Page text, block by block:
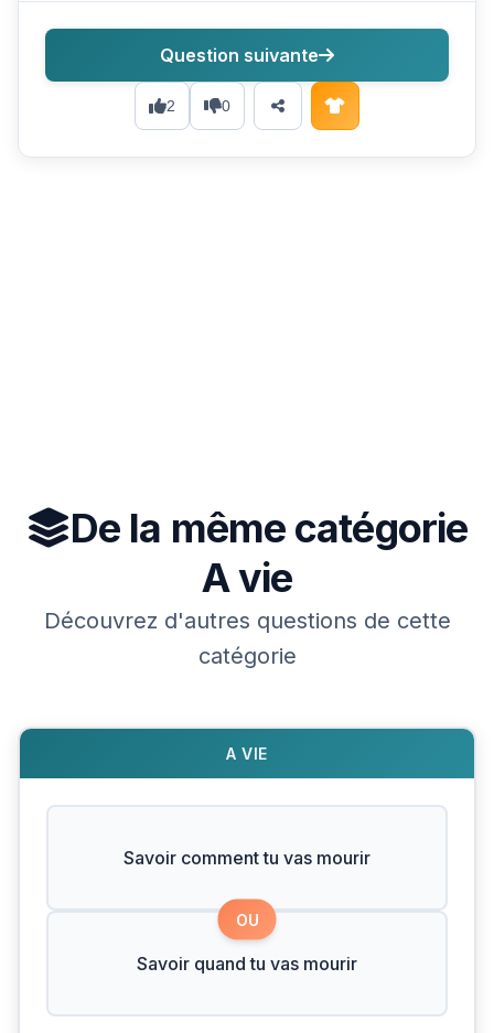
2 0
Question suivante
De la même catégorie
A vie
Découvrez d'autres questions de cette
catégorie
A VIE
Savoir comment tu vas mourir
OU
Savoir quand tu vas mourir